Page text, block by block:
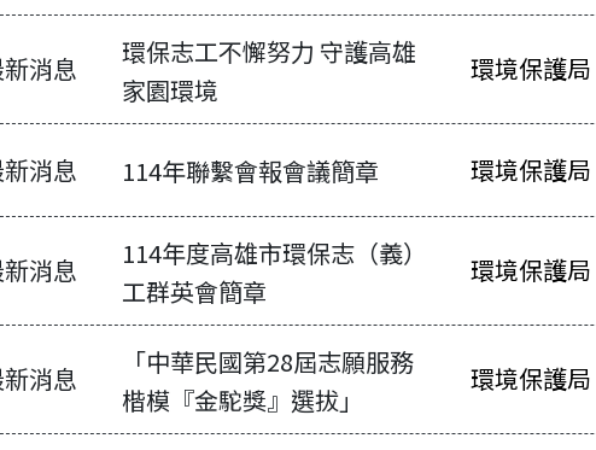
消息
環保志工不懈努力 守護高雄
家園環境
環境保護局
消息 114年聯繫會報會議簡章 環境保護局
消息
114年度高雄市環保志（義）
工群英會簡章
環境保護局
消息
「中華民國第28屆志願服務
楷模『金駝獎』選拔」
環境保護局